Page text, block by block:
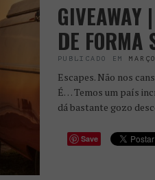
DE FORMA
PUBLICADO EM
Escapes. Não nos
É… Temos um país
dá bastante gozo
Save